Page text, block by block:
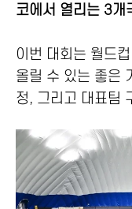
코에서 열리는 3개
이번 대회는 월드
올릴 수 있는 좋은
정, 그리고 대표팀